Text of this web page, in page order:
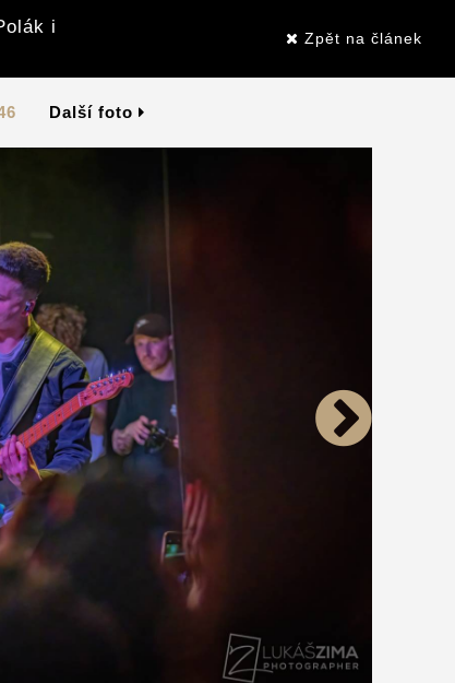
i
Zpět na článek
Další foto